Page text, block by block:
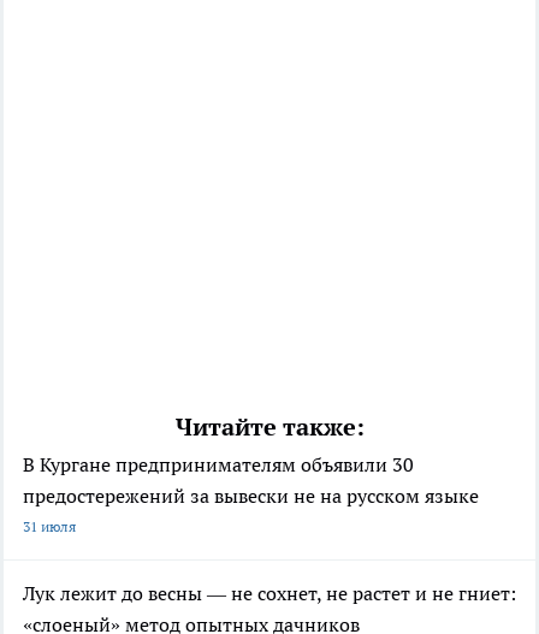
Читайте также:
В Кургане предпринимателям объявили 30
предостережений за вывески не на русском языке
31 июля
Лук лежит до весны — не сохнет, не растет и не гниет:
«слоеный» метод опытных дачников